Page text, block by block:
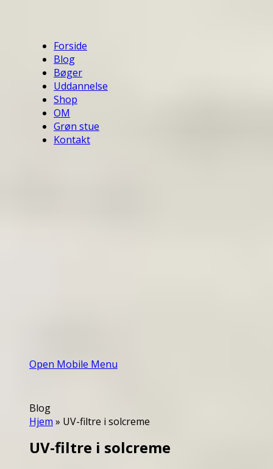
Forside
Blog
Bøger
Uddannelse
Shop
OM
Grøn stue
Kontakt
Open Mobile Menu
Blog
Hjem » UV-filtre i solcreme
UV-filtre i solcreme